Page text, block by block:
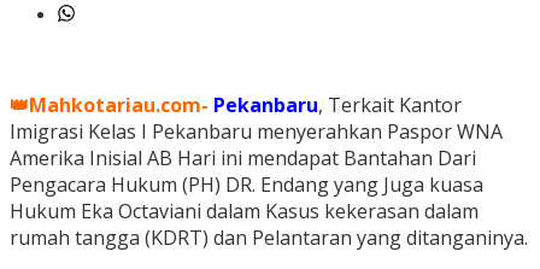
👑Mahkotariau.com- Pekanbaru, Terkait Kantor
Imigrasi Kelas I Pekanbaru menyerahkan Paspor WNA
Amerika Inisial AB Hari ini mendapat Bantahan Dari
Pengacara Hukum (PH) DR. Endang yang Juga kuasa
Hukum Eka Octaviani dalam Kasus kekerasan dalam
rumah tangga (KDRT) dan Pelantaran yang ditanganinya.